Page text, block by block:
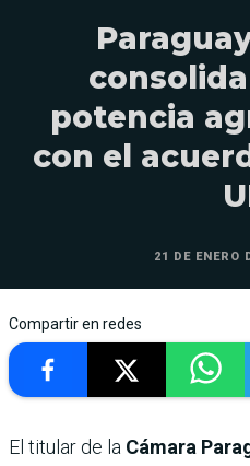
potencia
con el
21 DE ENERO
Compartir en redes
El titular de la Cámara